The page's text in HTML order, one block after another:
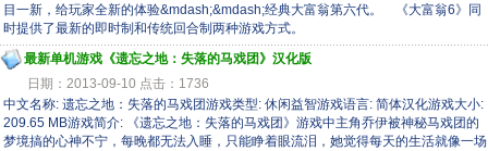
目一新，给玩家全新的体验&mdash;&mdash;经典大富翁第六代。 《大富翁6》同
时提供了最新的即时制和传统回合制两种游戏方式。
最新单机游戏《遗忘之地：失落的马戏团》汉化版
日期：2013-09-10 点击：1736
中文名称: 遗忘之地：失落的马戏团游戏类型: 休闲益智游戏语言: 简体汉化游戏大小:
209.65 MB游戏简介: 《遗忘之地：失落的马戏团》游戏中主角乔伊被神秘马戏团的
梦境搞的心神不宁，每晚都无法入睡，只能睁着眼流泪，她觉得每天的生活就像一场